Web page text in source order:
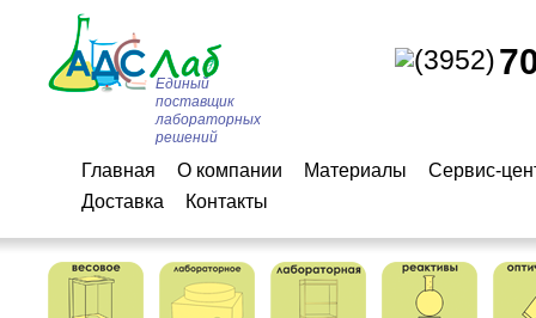
(3952)
Единый
поставщик
лабораторных
решений
Главная О компании Материалы
Сервис-
Доставка
Контакты